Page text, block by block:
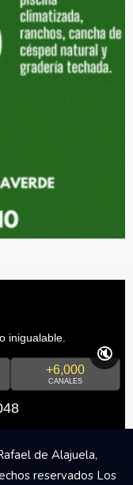
inigualable.
+6,000
CANALES
🔇
de Alajuela,
reservados Los